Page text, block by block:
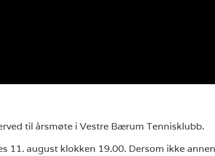
til årsmøte i Vestre Bærum Tennisklubb.
11. august klokken 19.00. Dersom ikke